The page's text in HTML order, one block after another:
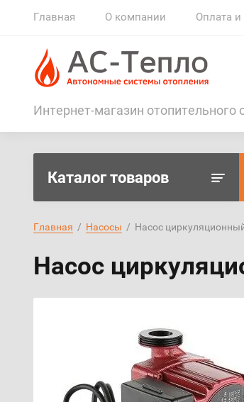
Главная О компании Оплата и
Интернет-магазин отопительного
Каталог товаров
Главная
  /
Насосы
/  Насос
Насос